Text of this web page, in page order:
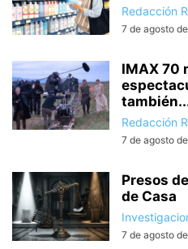
Redacción
7 de agosto
IMAX 70
Redacción
7 de agosto
Presos
de Casa
7 de agosto